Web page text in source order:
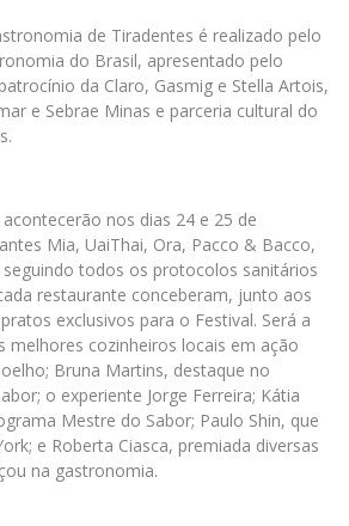
de Tiradentes é realizado pelo
do Brasil, apresentado pelo
da Claro, Gasmig e Stella Artois,
e Sebrae Minas e parceria cultural do
nos dias 24 e 25 de
Mia, UaiThai, Ora, Pacco & Bacco,
todos os protocolos sanitários
restaurante conceberam, junto aos
exclusivos para o Festival. Será a
melhores cozinheiros locais em ação
Bruna Martins, destaque no
o experiente Jorge Ferreira; Kátia
Mestre do Sabor; Paulo Shin, que
e Roberta Ciasca, premiada diversas
na gastronomia.